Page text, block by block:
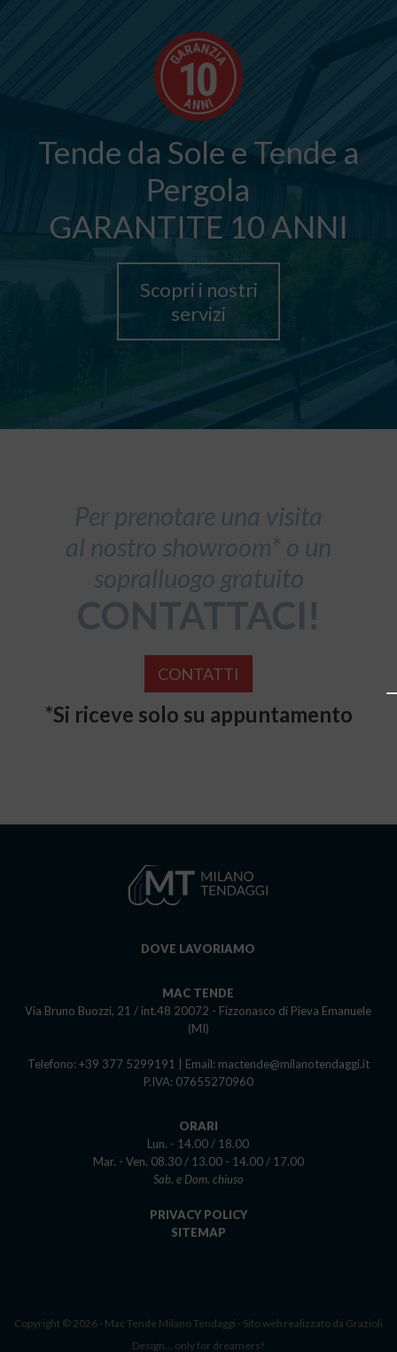
Tende da Sole e Tende a
Pergola
GARANTITE 10 ANNI
Scopri i nostri
servizi
Per prenotare una visita
al nostro showroom* o un
sopralluogo gratuito
CONTATTACI!
CONTATTI
*Si riceve solo su appuntamento
DOVE LAVORIAMO
MAC TENDE
Via Bruno Buozzi, 21 / int.48 20072 - Fizzonasco di Pieva Emanuele
(MI)
Telefono: +39 377 5299191
Email: mactende@milanotendaggi.it
P.IVA: 07655270960
ORARI
Lun. - 14.00 / 18.00
Mar. - Ven. 08.30 / 13.00 - 14.00 / 17.00
Sab. e Dom. chiuso
PRIVACY POLICY
SITEMAP
Copyright © 2026 - Mac Tende Milano Tendaggi - Sito web realizzato da Grazioli
Design... only for dreamers!